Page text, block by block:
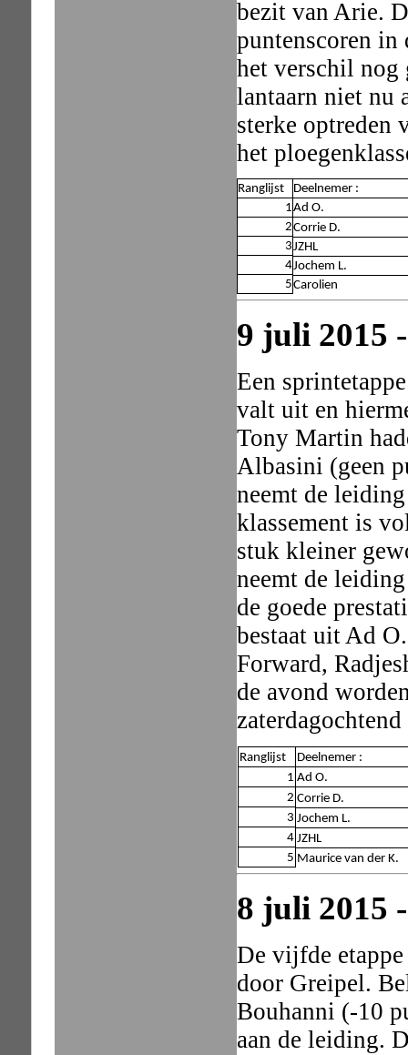
bezit van Arie.
puntenscoren in
het verschil nog
lantaarn niet nu
sterke optreden
het
Ranglijst
Deelnemer :
1Ad O.
2Corrie D.
3JZHL
4Jochem L.
5Carolien
9 juli 2015
Een
valt uit en
Tony Martin
Albasini (geen
neemt de
klassement is
stuk kleiner
neemt de
de goede
bestaat uit Ad
Forward,
de avond
Ranglijst
Deelnemer :
1 Ad O.
2 Corrie D.
3 Jochem L.
4 JZHL
5 Maurice van der K.
8 juli 2015
De vijfde
door Greipel.
Bouhanni (-10
aan de leiding.